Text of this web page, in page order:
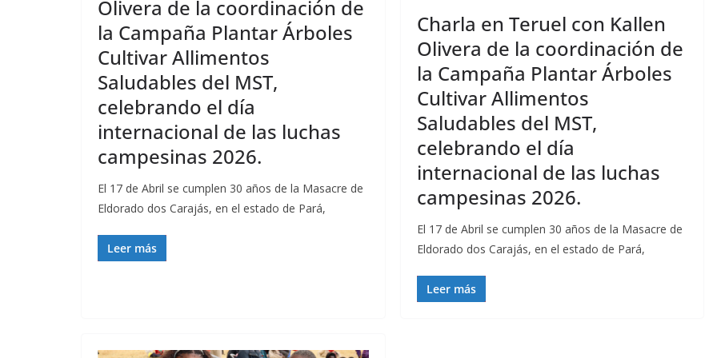
Olivera de la coordinación de
la Campaña Plantar Árboles
Cultivar Allimentos
Saludables del MST,
celebrando el día
internacional de las luchas
campesinas 2026.
El 17 de Abril se cumplen 30 años de la Masacre de
Eldorado dos Carajás, en el estado de Pará,
Leer más
Charla en Teruel con Kallen
Olivera de la coordinación de
la Campaña Plantar Árboles
Cultivar Allimentos
Saludables del MST,
celebrando el día
internacional de las luchas
campesinas 2026.
El 17 de Abril se cumplen 30 años de la Masacre de
Eldorado dos Carajás, en el estado de Pará,
Leer más